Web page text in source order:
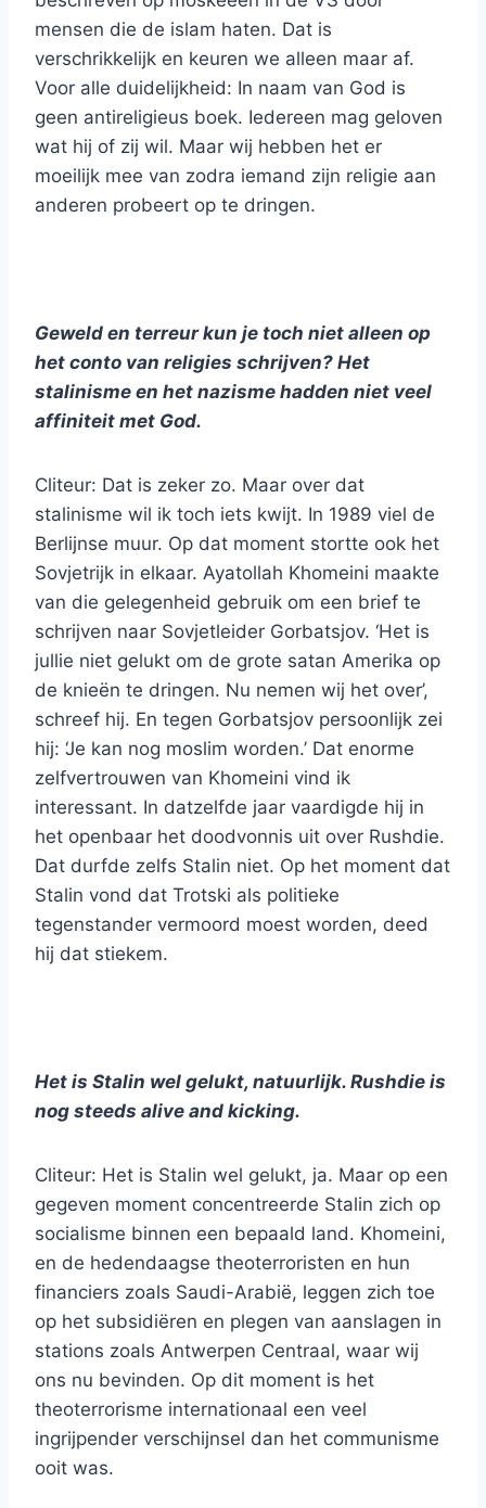
mensen die de islam haten. Dat is
verschrikkelijk en keuren we alleen maar af.
Voor alle duidelijkheid: In naam van God is
geen antireligieus boek. Iedereen mag geloven
wat hij of zij wil. Maar wij hebben het er
moeilijk mee van zodra iemand zijn religie aan
anderen probeert op te dringen.
Geweld en terreur kun je toch niet alleen op
het conto van religies schrijven? Het
stalinisme en het nazisme hadden niet veel
affiniteit met God.
Cliteur: Dat is zeker zo. Maar over dat
stalinisme wil ik toch iets kwijt. In 1989 viel de
Berlijnse muur. Op dat moment stortte ook het
Sovjetrijk in elkaar. Ayatollah Khomeini maakte
van die gelegenheid gebruik om een brief te
schrijven naar Sovjetleider Gorbatsjov. ‘Het is
jullie niet gelukt om de grote satan Amerika op
de knieën te dringen. Nu nemen wij het over’,
schreef hij. En tegen Gorbatsjov persoonlijk zei
hij: ‘Je kan nog moslim worden.’ Dat enorme
zelfvertrouwen van Khomeini vind ik
interessant. In datzelfde jaar vaardigde hij in
het openbaar het doodvonnis uit over Rushdie.
Dat durfde zelfs Stalin niet. Op het moment dat
Stalin vond dat Trotski als politieke
tegenstander vermoord moest worden, deed
hij dat stiekem.
Het is Stalin wel gelukt, natuurlijk. Rushdie is
nog steeds alive and kicking.
Cliteur: Het is Stalin wel gelukt, ja. Maar op een
gegeven moment concentreerde Stalin zich op
socialisme binnen een bepaald land. Khomeini,
en de hedendaagse theoterroristen en hun
financiers zoals Saudi-Arabië, leggen zich toe
op het subsidiëren en plegen van aanslagen in
stations zoals Antwerpen Centraal, waar wij
ons nu bevinden. Op dit moment is het
theoterrorisme internationaal een veel
ingrijpender verschijnsel dan het communisme
ooit was.